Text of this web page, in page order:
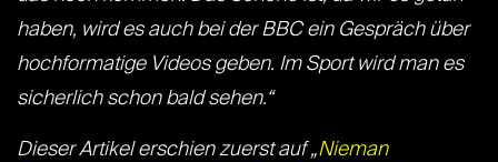
haben, wird es auch bei der BBC ein Gespräch über
hochformatige Videos geben. Im Sport wird man es
sicherlich schon bald sehen.“
Dieser Artikel erschien zuerst auf „Nieman